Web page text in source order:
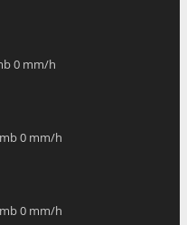
0 mm/h
0 mm/h
0 mm/h